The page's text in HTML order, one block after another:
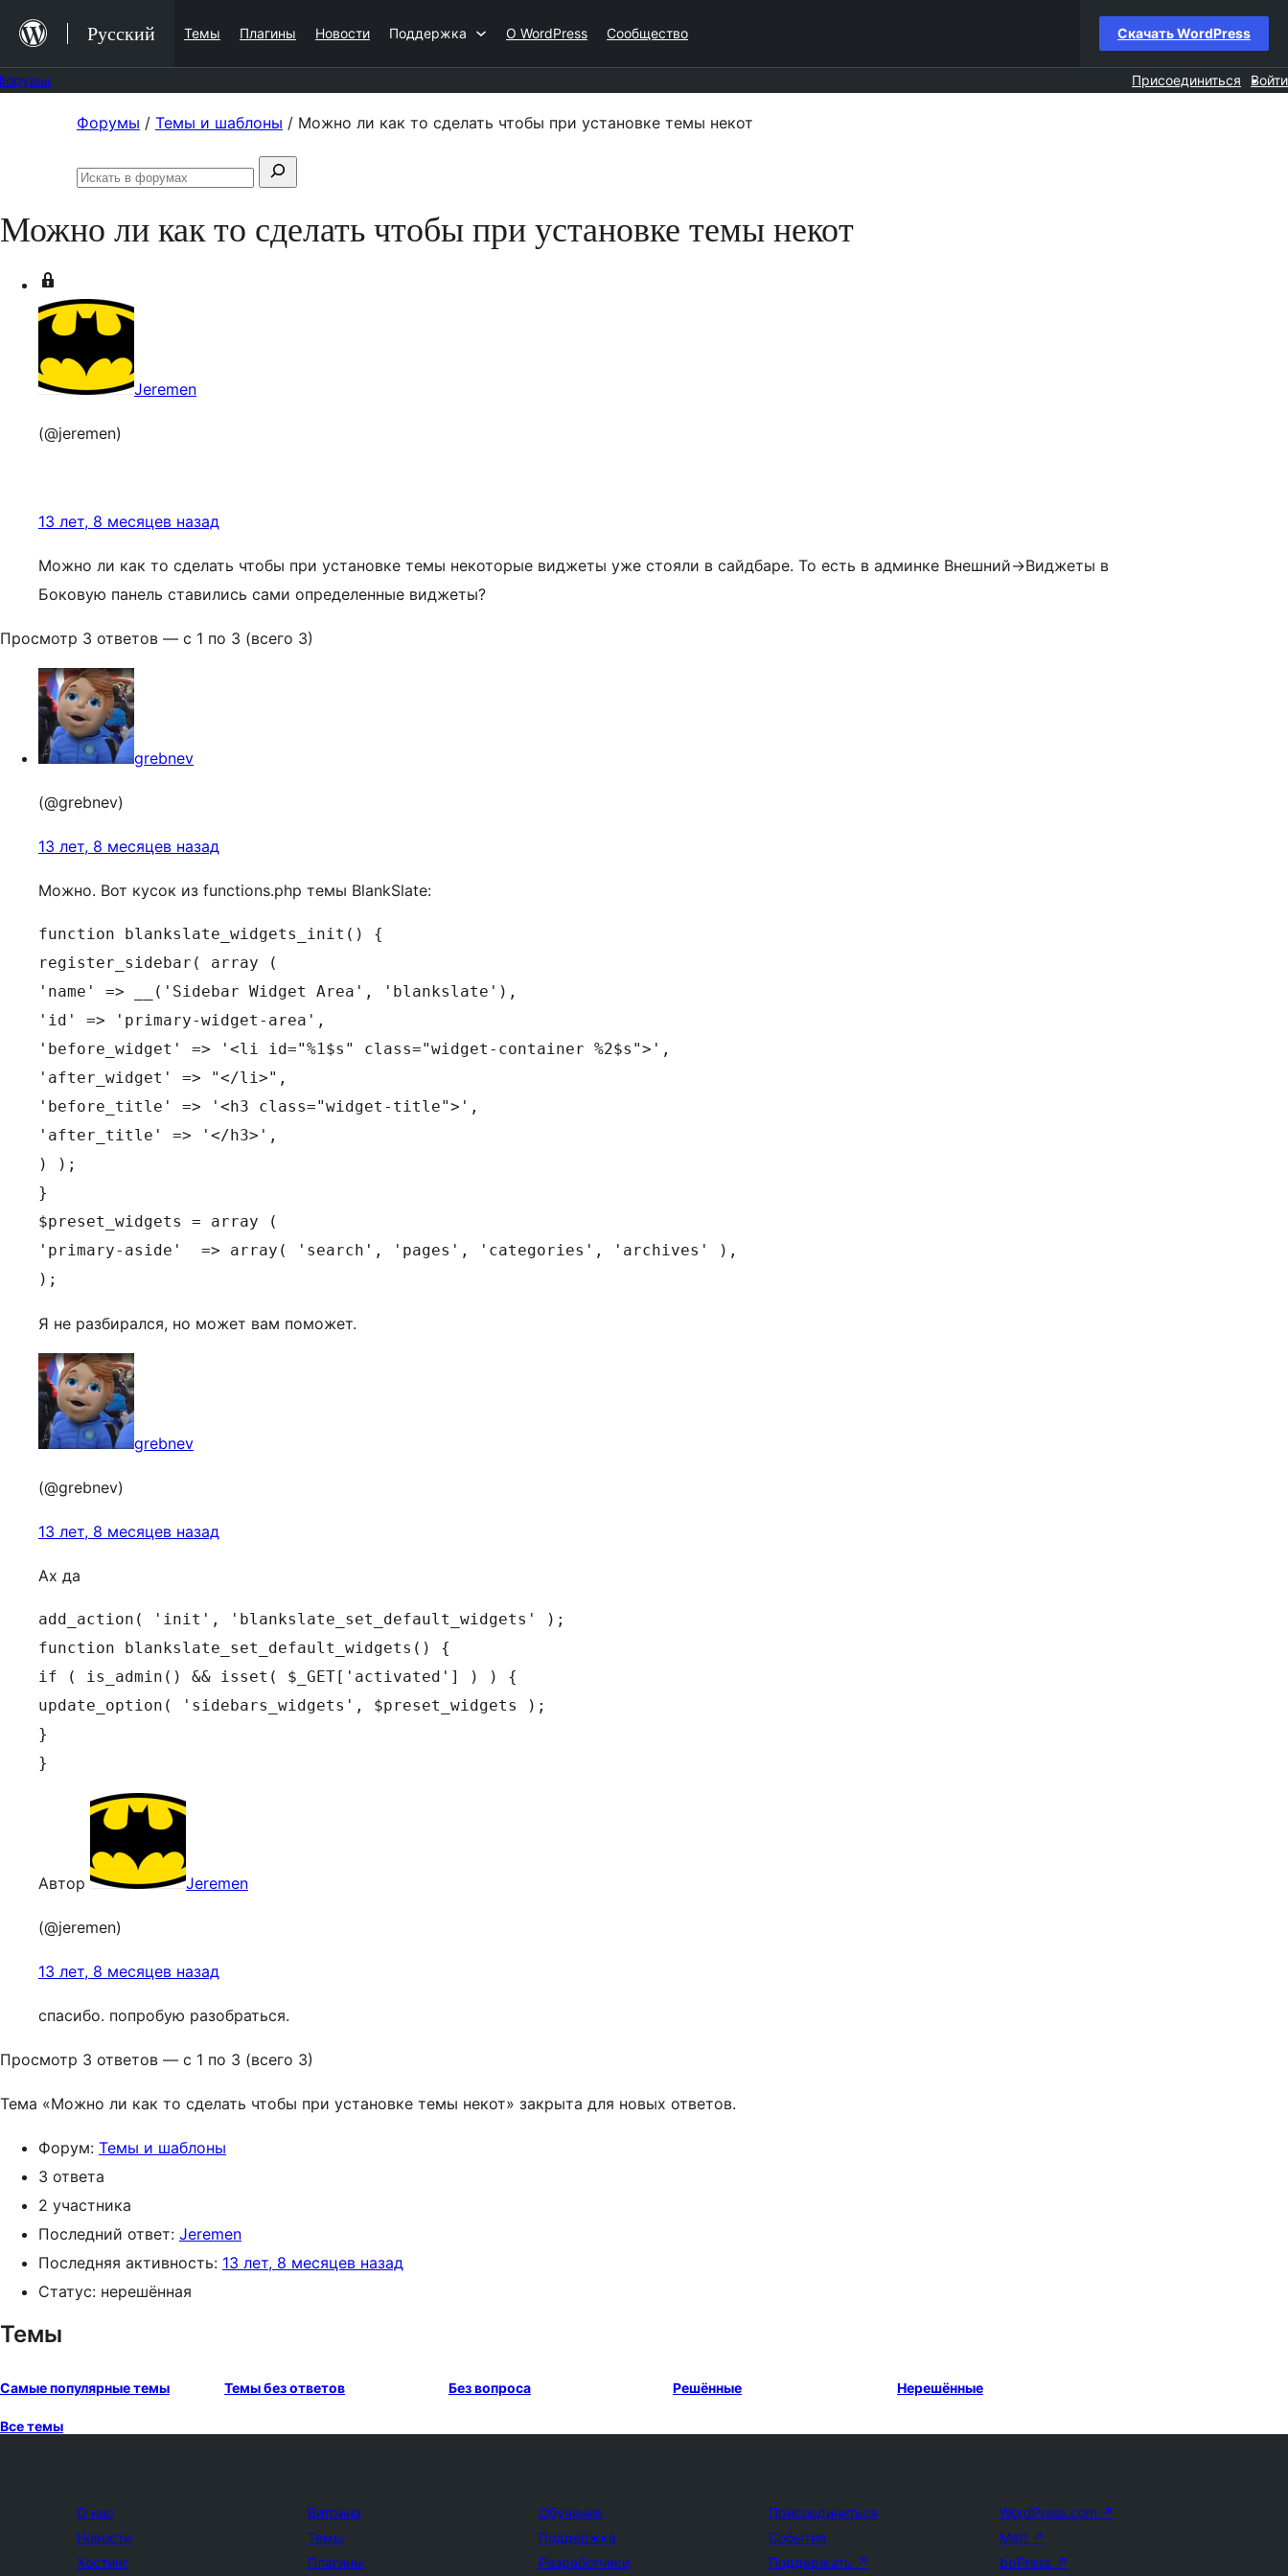
содержимому
Русский Темы Плагины Новости Поддержка О WordPress Сообщество Скачать WordPress
Присоединиться Войти
содержимому
Форумы / Темы и шаблоны / Можно ли как то сделать чтобы при установке темы некот
Поиск:
Искать
Можно ли как то сделать чтобы при установке темы некот
Jeremen
(@jeremen)
13 лет, 8 месяцев назад
Можно ли как то сделать чтобы при установке темы некоторые виджеты уже стояли в сайдбаре. То есть в админке Внешний->Виджеты в
Боковую панель ставились сами определенные виджеты?
Просмотр 3 ответов — с 1 по 3 (всего 3)
grebnev
(@grebnev)
13 лет, 8 месяцев назад
Можно. Вот кусок из functions.php темы BlankSlate:
function blankslate_widgets_init() {
register_sidebar( array (
'name' => __('Sidebar Widget Area', 'blankslate'),
'id' => 'primary-widget-area',
'before_widget' => '<li id="%1$s" class="widget-container %2$s">',
'after_widget' => "</li>",
'before_title' => '<h3 class="widget-title">',
'after_title' => '</h3>',
) );
}
$preset_widgets = array (
'primary-aside'  => array( 'search', 'pages', 'categories', 'archives' ),
);
Я не разбирался, но может вам поможет.
grebnev
(@grebnev)
13 лет, 8 месяцев назад
Ах да
add_action( 'init', 'blankslate_set_default_widgets' );
function blankslate_set_default_widgets() {
if ( is_admin() && isset( $_GET['activated'] ) ) {
update_option( 'sidebars_widgets', $preset_widgets );
}
}
Автор Jeremen
(@jeremen)
13 лет, 8 месяцев назад
спасибо. попробую разобраться.
Просмотр 3 ответов — с 1 по 3 (всего 3)
Тема «Можно ли как то сделать чтобы при установке темы некот» закрыта для новых ответов.
Форум: Темы и шаблоны
3 ответа
2 участника
Последний ответ: Jeremen
Последняя активность: 13 лет, 8 месяцев назад
Статус: нерешённая
Темы
Самые популярные темы Темы без ответов Без вопроса Решённые Нерешённые
Все темы
О нас
Новости
Хостинг
Витрина
Темы
Плагины
Обучение
Поддержка
Разработчики
Присоединиться
События
Поддержать ↗
WordPress.com ↗
Matt ↗
bbPress ↗